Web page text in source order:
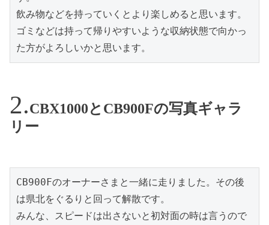
飲み物などを持っていくとより楽しめると思います。
ゴミなどは持って帰りやすいような収納状態で向かっ
た方がよろしいかと思います。
CBX1000とCB900Fの写真ギャラ
リー
CB900Fのオーナーさまと一緒に走りました。その後
は県北をぐるりと回って解散です。
みんな、スピードは出さないと初対面の時は言うので